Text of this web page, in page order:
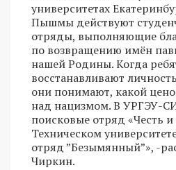
университетах
Пышмы действуют
отряды, выполняющие
по возвращению имён
нашей Родины. Когда
восстанавливают
они понимают, какой
над нацизмом. В УРГЭУ-
поисковые отряд «Честь и
Техническом
отряд ”Безымянный”», -
Чиркин.